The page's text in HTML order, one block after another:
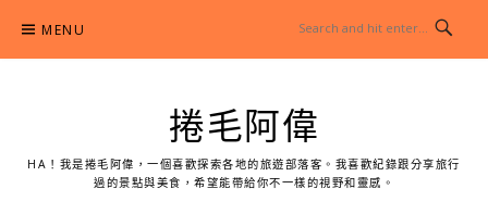
content
MENU
捲毛阿偉
HA！我是捲毛阿偉，一個喜歡探索各地的旅遊部落客。我喜歡紀錄跟分享旅行
過的景點與美食，希望能帶給你不一樣的視野和靈感。